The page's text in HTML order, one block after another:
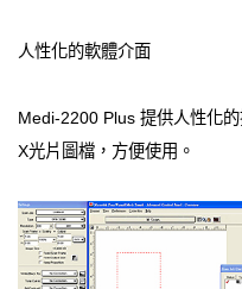
人性化的軟體介面
Medi-2200 Plus 提供人性化
X光片圖檔，方便使用。